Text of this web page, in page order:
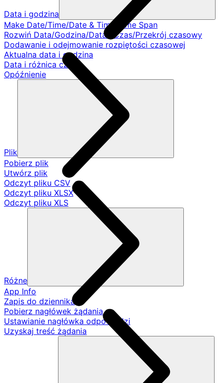
Data i godzina
Make Date/Time/Date & Time/Time Span
Rozwiń Data/Godzina/Data i Czas/Przekrój czasowy
Dodawanie i odejmowanie rozpiętości czasowej
Aktualna data i godzina
Data i różnica czasu
Opóźnienie
Plik
Pobierz plik
Utwórz plik
Odczyt pliku CSV
Odczyt pliku XLSX
Odczyt pliku XLS
Różne
App Info
Zapis do dziennika
Pobierz nagłówek żądania
Ustawianie nagłówka odpowiedzi
Uzyskaj treść żądania